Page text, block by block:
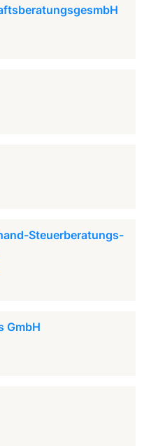
Steuerberatungs-
GmbH